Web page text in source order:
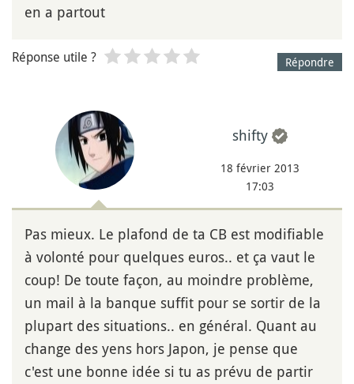
en a partout
Répondre
Réponse utile ?
shifty
18 février 2013
17:03
Pas mieux. Le plafond de ta CB est modifiable
à volonté pour quelques euros.. et ça vaut le
coup! De toute façon, au moindre problème,
un mail à la banque suffit pour se sortir de la
plupart des situations.. en général. Quant au
change des yens hors Japon, je pense que
c'est une bonne idée si tu as prévu de partir